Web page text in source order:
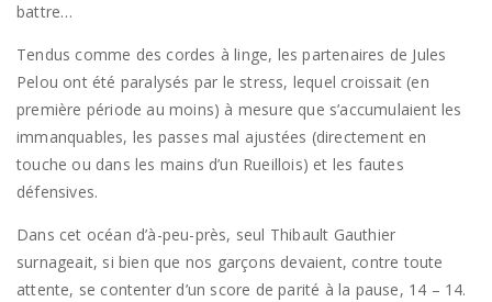
battre…
Tendus comme des cordes à linge, les partenaires de Jules
Pelou ont été paralysés par le stress, lequel croissait (en
première période au moins) à mesure que s’accumulaient les
immanquables, les passes mal ajustées (directement en
touche ou dans les mains d’un Rueillois) et les fautes
défensives.
Dans cet océan d’à-peu-près, seul Thibault Gauthier
surnageait, si bien que nos garçons devaient, contre toute
attente, se contenter d’un score de parité à la pause, 14 – 14.